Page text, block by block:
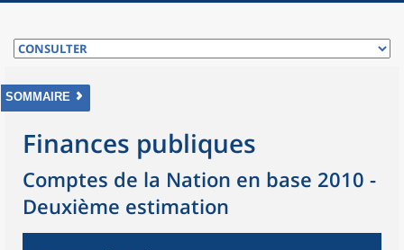
SOMMAIRE
Finances publiques
Comptes de la Nation en base 2010 -
Deuxième estimation